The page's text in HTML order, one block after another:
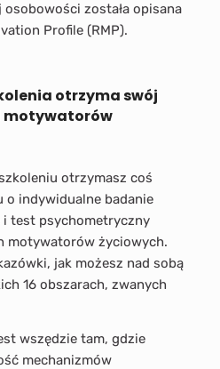
została opisana
Profile (RMP).
otrzyma swój
motywatorów
otrzymasz coś
o indywidualne badanie
i test psychometryczny
motywatorów życiowych.
jak możesz nad sobą
16 obszarach, zwanych
wszędzie tam, gdzie
mechanizmów